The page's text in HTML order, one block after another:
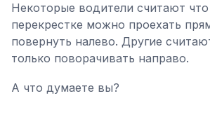
Некоторые водители считают
перекрестке можно проехать
повернуть налево. Другие
только поворачивать направо.
А что думаете вы?